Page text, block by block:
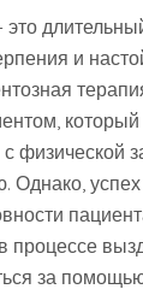
это
и
который
физической
Однако,
процессе
за